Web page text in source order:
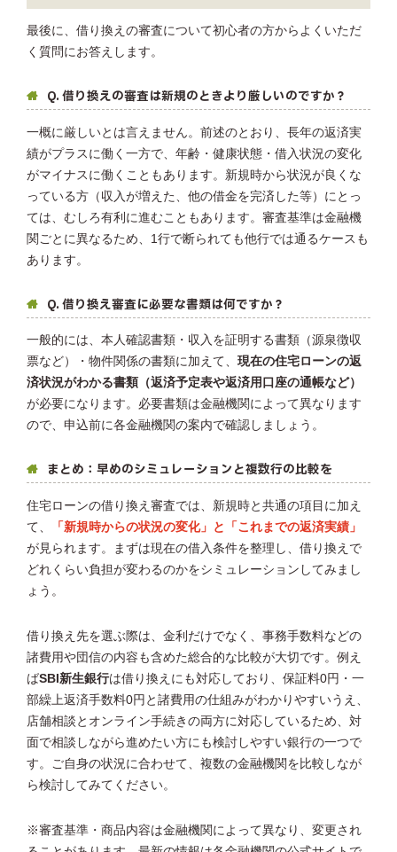
最後に、借り換えの審査について初心者の方からよくいただ
く質問にお答えします。
Q. 借り換えの審査は新規のときより厳しいのですか？
一概に厳しいとは言えません。前述のとおり、長年の返済実
績がプラスに働く一方で、年齢・健康状態・借入状況の変化
がマイナスに働くこともあります。新規時から状況が良くな
っている方（収入が増えた、他の借金を完済した等）にとっ
ては、むしろ有利に進むこともあります。審査基準は金融機
関ごとに異なるため、1行で断られても他行では通るケースも
あります。
Q. 借り換え審査に必要な書類は何ですか？
一般的には、本人確認書類・収入を証明する書類（源泉徴収
票など）・物件関係の書類に加えて、 現在の住宅ローンの返
済状況がわかる書類（返済予定表や返済用口座の通帳など）
が必要になります。必要書類は金融機関によって異なります
ので、申込前に各金融機関の案内で確認しましょう。
まとめ：早めのシミュレーションと複数行の比較を
住宅ローンの借り換え審査では、新規時と共通の項目に加え
て、
「新規時からの状況の変化」と「これまでの返済実績」
が見られます。まずは現在の借入条件を整理し、借り換えで
どれくらい負担が変わるのかをシミュレーションしてみまし
ょう。
借り換え先を選ぶ際は、金利だけでなく、事務手数料などの
諸費用や団信の内容も含めた総合的な比較が大切です。例え
ばSBI新生銀行は借り換えにも対応しており、保証料0円・一
部繰上返済手数料0円と諸費用の仕組みがわかりやすいうえ、
店舗相談とオンライン手続きの両方に対応しているため、対
面で相談しながら進めたい方にも検討しやすい銀行の一つで
す。ご自身の状況に合わせて、複数の金融機関を比較しなが
ら検討してみてください。
※審査基準・商品内容は金融機関によって異なり、変更され